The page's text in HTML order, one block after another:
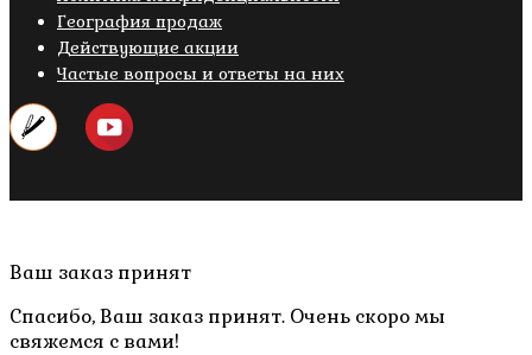
География продаж
Действующие акции
Частые вопросы и ответы на них
Пролистать
Ваш заказ принят
Спасибо, Ваш заказ принят. Очень скоро мы
свяжемся с вами!